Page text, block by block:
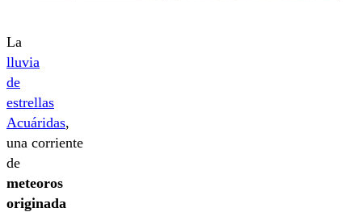
La
lluvia
de
estrellas
Acuáridas,
una corriente
de
meteoros
originada